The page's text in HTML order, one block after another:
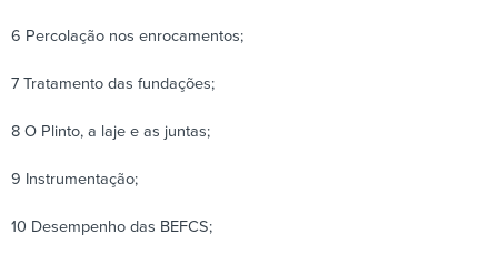
6 Percolação nos enrocamentos;
7 Tratamento das fundações;
8 O Plinto, a laje e as juntas;
9 Instrumentação;
10 Desempenho das BEFCS;